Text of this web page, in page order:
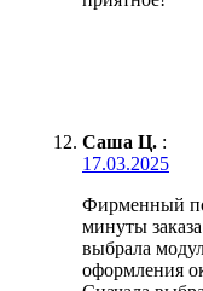
Саша Ц. :
17.03.2025
Фирменный
минуты
выбрала
оформления